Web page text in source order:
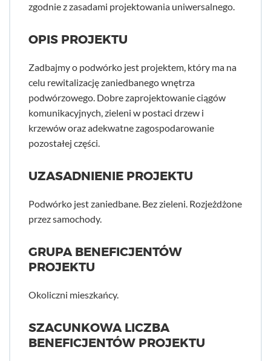
zgodnie z zasadami projektowania uniwersalnego.
OPIS PROJEKTU
Zadbajmy o podwórko jest projektem, który ma na
celu rewitalizację zaniedbanego wnętrza
podwórzowego. Dobre zaprojektowanie ciągów
komunikacyjnych, zieleni w postaci drzew i
krzewów oraz adekwatne zagospodarowanie
pozostałej części.
UZASADNIENIE PROJEKTU
Podwórko jest zaniedbane. Bez zieleni. Rozjeżdżone
przez samochody.
GRUPA BENEFICJENTÓW
PROJEKTU
Okoliczni mieszkańcy.
SZACUNKOWA LICZBA
BENEFICJENTÓW PROJEKTU